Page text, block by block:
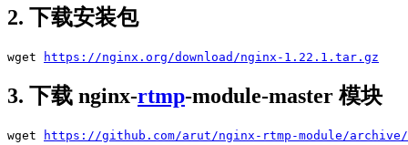
2. 下载安装包
wget https://nginx.org/download/nginx-1.22.1.tar.gz
3. 下载 nginx-rtmp-module-master 模块
wget https://github.com/arut/nginx-rtmp-module/